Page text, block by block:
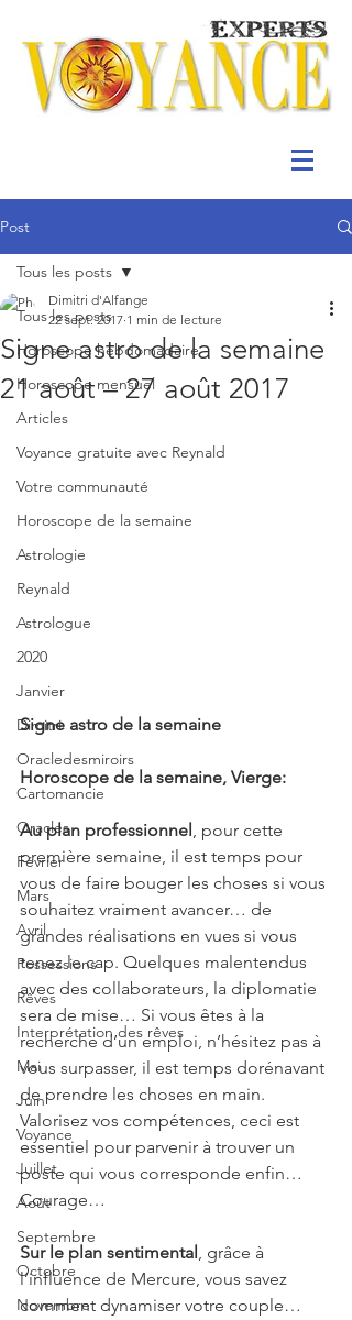
Post
Tous les posts
Horoscope hebdomadaire
Horoscope mensuel
Articles
Voyance gratuite avec Reynald
Votre communauté
Horoscope de la semaine
Astrologie
Reynald
Astrologue
2020
Janvier
Dimitri
Oracledesmiroirs
Cartomancie
Oracles
Février
Mars
Avril
Possessions
Rêves
Interprétation des rêves
Mai
Juin
Voyance
Juillet
Août
Septembre
Octobre
Novembre
Tous les posts
Signe astro de la semaine
21 août – 27 août 2017
Dimitri d'Alfange
22 sept. 2017 1 min de lecture
Signe astro de la semaine
Horoscope de la semaine, Vierge:
Au plan professionnel , pour cette
première semaine, il est temps pour
vous de faire bouger les choses si vous
souhaitez vraiment avancer… de
grandes réalisations en vues si vous
tenez le cap. Quelques malentendus
avec des collaborateurs, la diplomatie
sera de mise… Si vous êtes à la
recherche d’un emploi, n’hésitez pas à
vous surpasser, il est temps dorénavant
de prendre les choses en main.
Valorisez vos compétences, ceci est
essentiel pour parvenir à trouver un
poste qui vous corresponde enfin…
Courage…
Sur le plan sentimental , grâce à
l’influence de Mercure, vous savez
comment dynamiser votre couple…